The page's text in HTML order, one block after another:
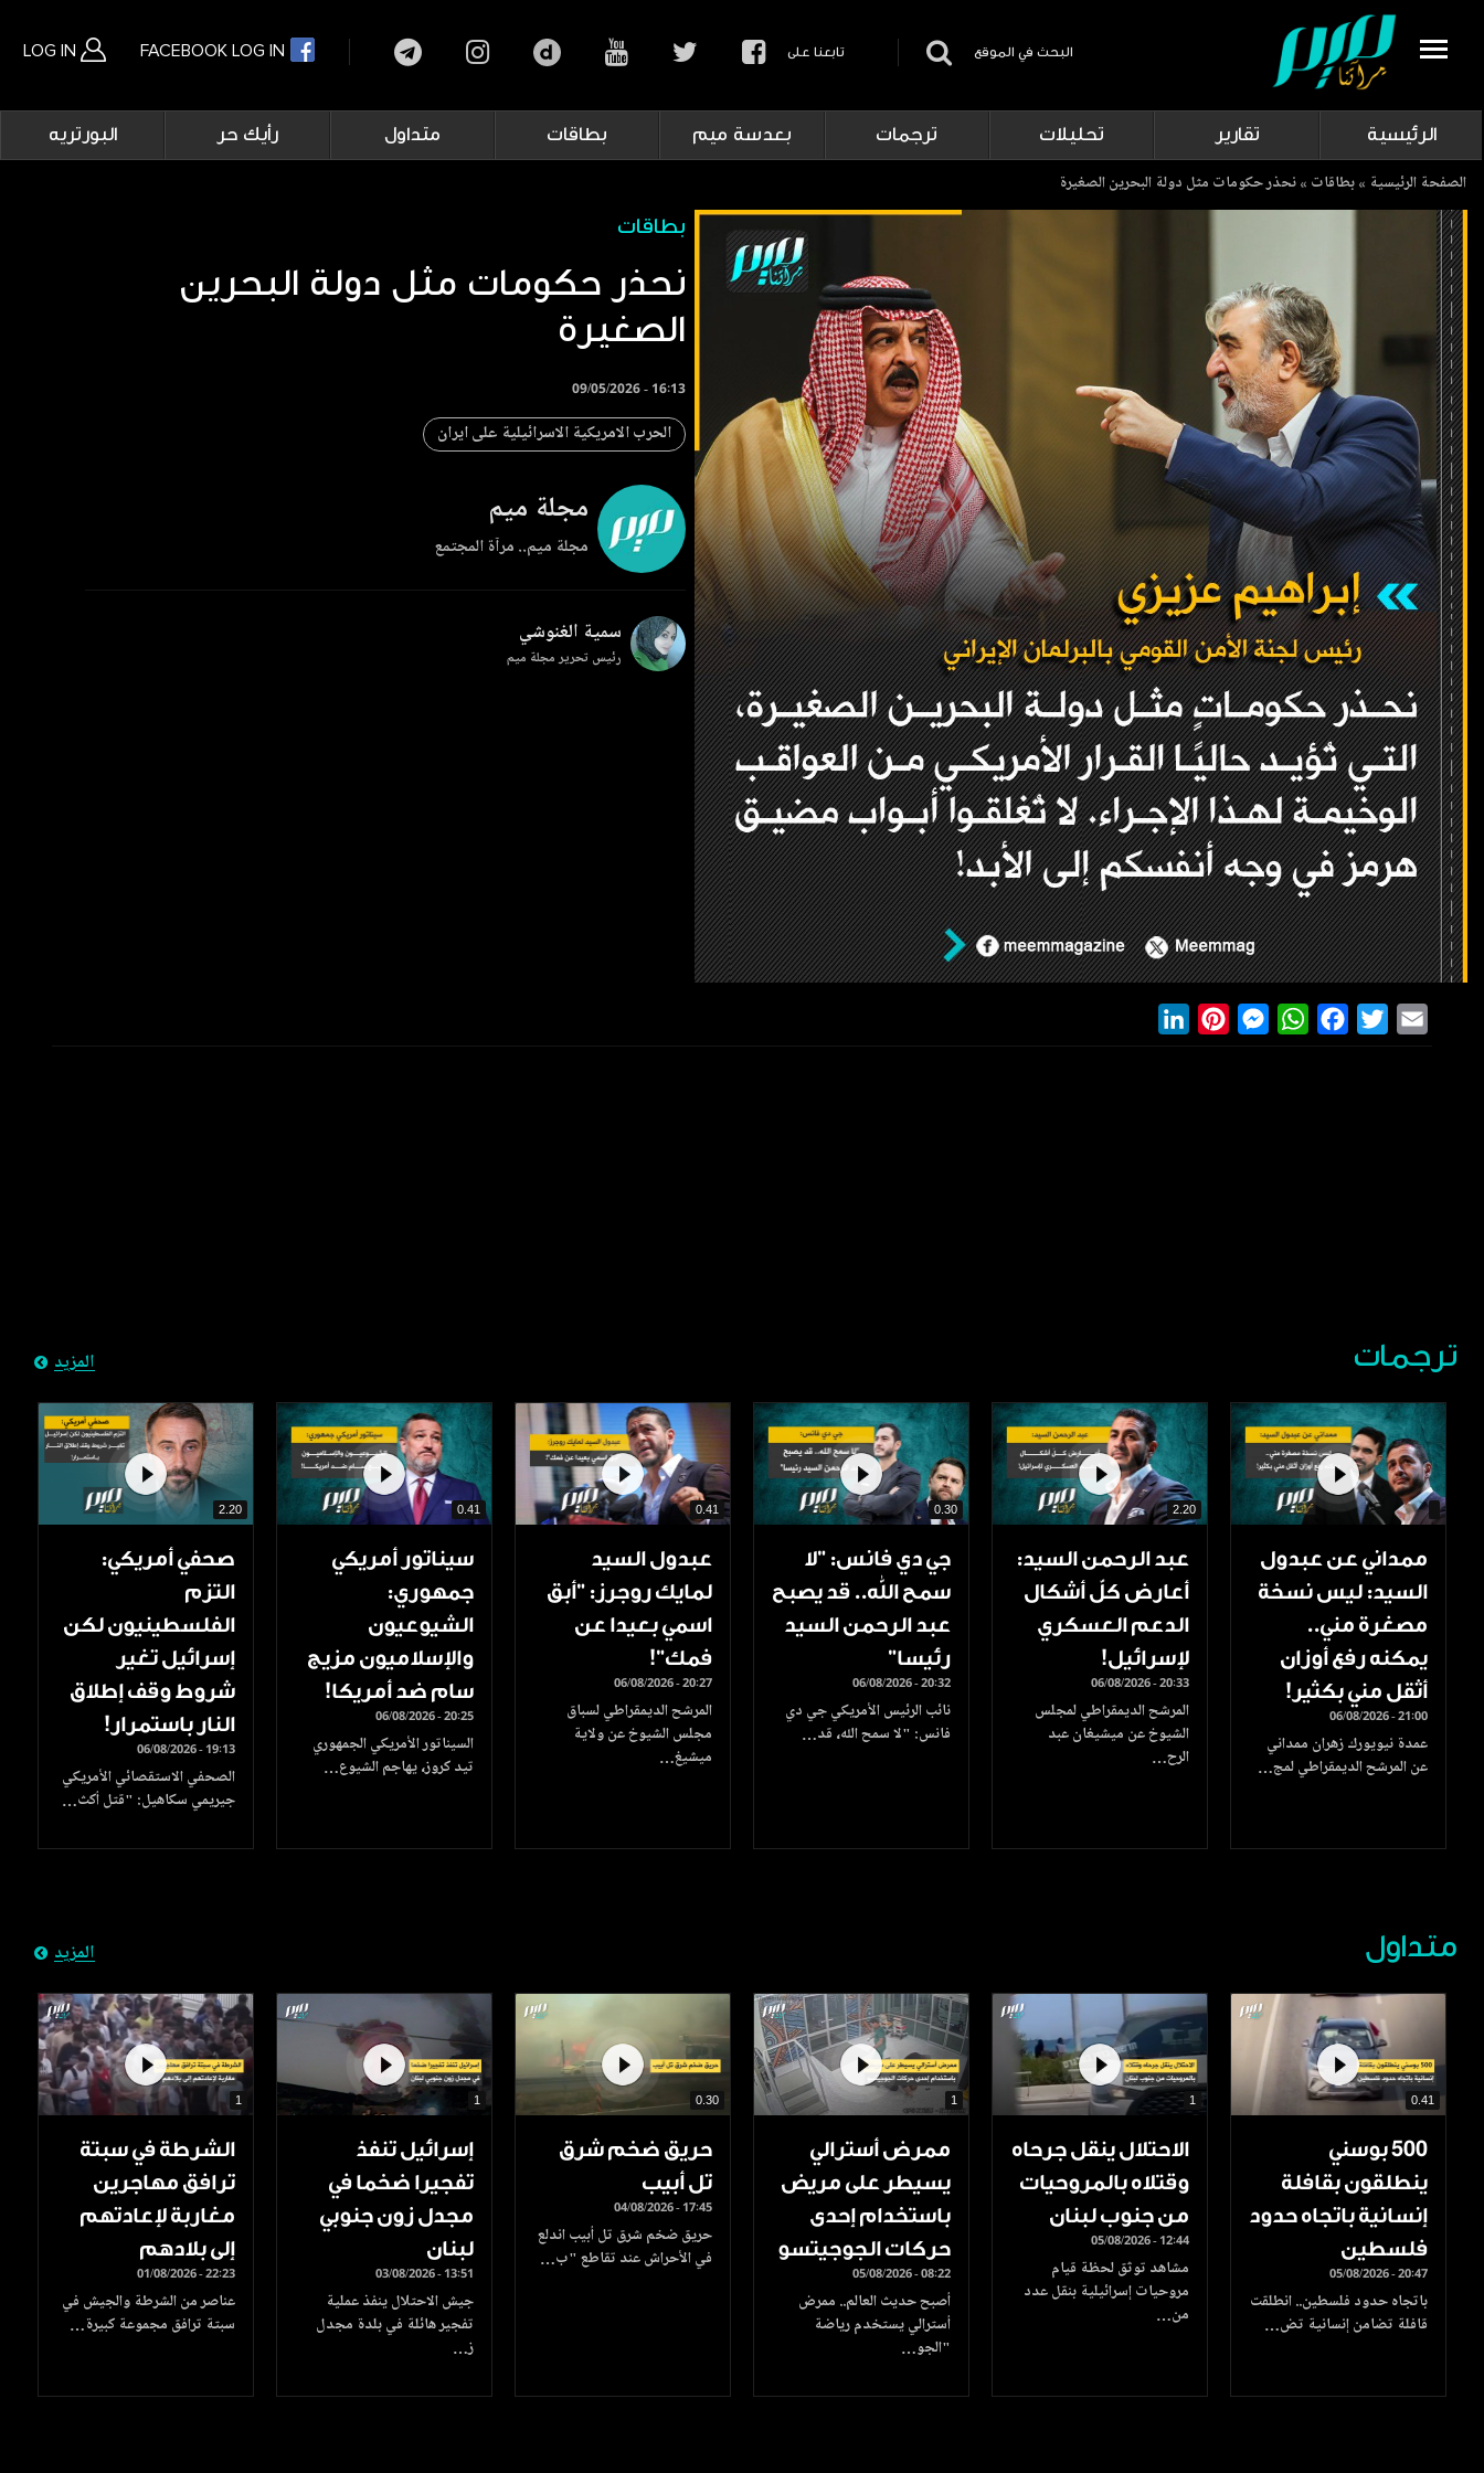
LOG IN FACEBOOK LOG IN البحث في الموقع تابعنا على
Main
navigation
الرئيسية تقارير تحليلات ترجمات بعدسة ميم بطاقات متداول رأيك حر البورتريه
Breadcrumb
الصفحة الرئيسية بطاقات نحذر حكومات مثل دولة البحرين الصغيرة
بطاقات
نحذر حكومات مثل دولة البحرين
الصغيرة
09/05/2026 - 16:13
الحرب الامريكية الاسرائيلية على ايران
مجلة ميم
مجلة ميم.. مرآة المجتمع
سمية الغنوشي
رئيس تحرير مجلة ميم
LinkedInPinterestMessengerWhatsAppFacebook
Twitter
ترجمات المزيد
ممداني عن عبدول
السيد: ليس نسخة
مصغرة مني..
يمكنه رفع أوزان
أثقل مني بكثير!
06/08/2026 - 21:00
عمدة نيويورك زهران ممداني
عن المرشح الديمقراطي لمج…
2.20
عبد الرحمن السيد:
أعارض كلّ أشكال
الدعم العسكري
لإسرائيل!
06/08/2026 - 20:33
المرشح الديمقراطي لمجلس
الشيوخ عن ميشيغان عبد
الرح…
0.30
جي دي فانس: ”لا
سمح الله.. قد يصبح
عبد الرحمن السيد
رئيسا”
06/08/2026 - 20:32
نائب الرئيس الأمريكي جي دي
فانس: "لا سمح الله، قد…
0.41
عبدول السيد
لمايك روجرز: "أبق
اسمي بعيدا عن
فمك"!
06/08/2026 - 20:27
المرشح الديمقراطي لسباق
مجلس الشيوخ عن ولاية
ميشيغ…
0.41
سيناتور أمريكي
جمهوري:
الشيوعيون
والإسلاميون مزيج
سام ضد أمريكا!
06/08/2026 - 20:25
السيناتور الأمريكي الجمهوري
تيد كروز، يهاجم الشيوع…
2.20
صحفي أمريكي:
التزم
الفلسطينيون لكن
إسرائيل تغير
شروط وقف إطلاق
النار باستمرار!
06/08/2026 - 19:13
الصحفي الاستقصائي الأمريكي
جيريمي سكاهيل: "قتل أكث…
متداول المزيد
0.41
500 بوسني
ينطلقون بقافلة
إنسانية باتجاه حدود
فلسطين
05/08/2026 - 20:47
باتجاه حدود فلسطين.. انطلقت
قافلة تضامن إنسانية تض…
1
الاحتلال ينقل جرحاه
وقتلاه بالمروحيات
من جنوب لبنان
05/08/2026 - 12:44
مشاهد توثق لحظة قيام
مروحيات إسرائيلية بنقل عدد
من…
1
ممرض أسترالي
يسيطر على مريض
باستخدام إحدى
حركات الجوجيتسو
05/08/2026 - 08:22
أصبح حديث العالم.. ممرض
أسترالي يستخدم رياضة
"الجو…
0.30
حريق ضخم شرق
تل أبيب
04/08/2026 - 17:45
حريق ضخم شرق تل أبيب اندلع
في الأحراش عند تقاطع "ب…
1
إسرائيل تنفذ
تفجيرا ضخما في
مجدل زون جنوبي
لبنان
03/08/2026 - 13:51
جيش الاحتلال ينفذ عملية
تفجير هائلة في بلدة مجدل
ز…
1
الشرطة في سبتة
ترافق مهاجرين
مغاربة لإعادتهم
إلى بلادهم
01/08/2026 - 22:23
عناصر من الشرطة والجيش في
سبتة ترافق مجموعة كبيرة…